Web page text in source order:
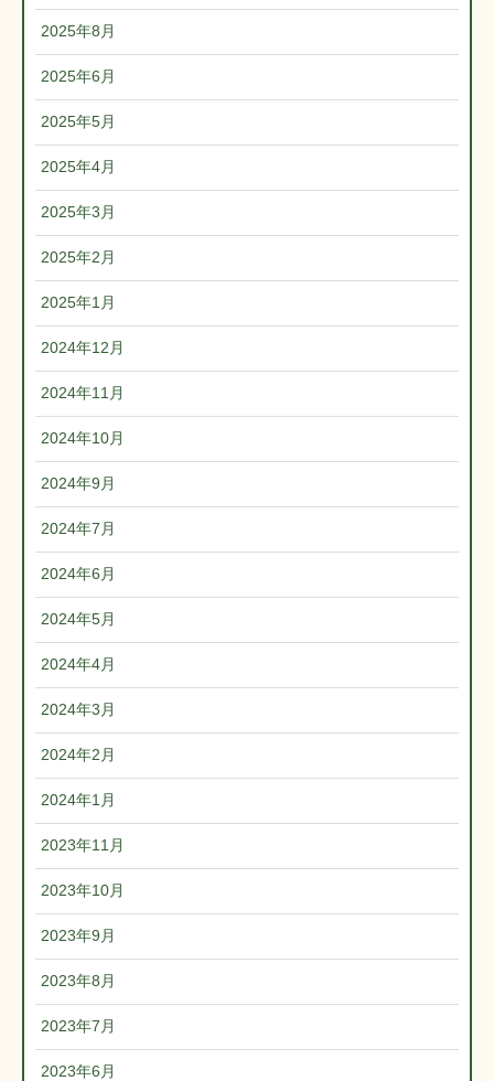
2025年8月
2025年6月
2025年5月
2025年4月
2025年3月
2025年2月
2025年1月
2024年12月
2024年11月
2024年10月
2024年9月
2024年7月
2024年6月
2024年5月
2024年4月
2024年3月
2024年2月
2024年1月
2023年11月
2023年10月
2023年9月
2023年8月
2023年7月
2023年6月